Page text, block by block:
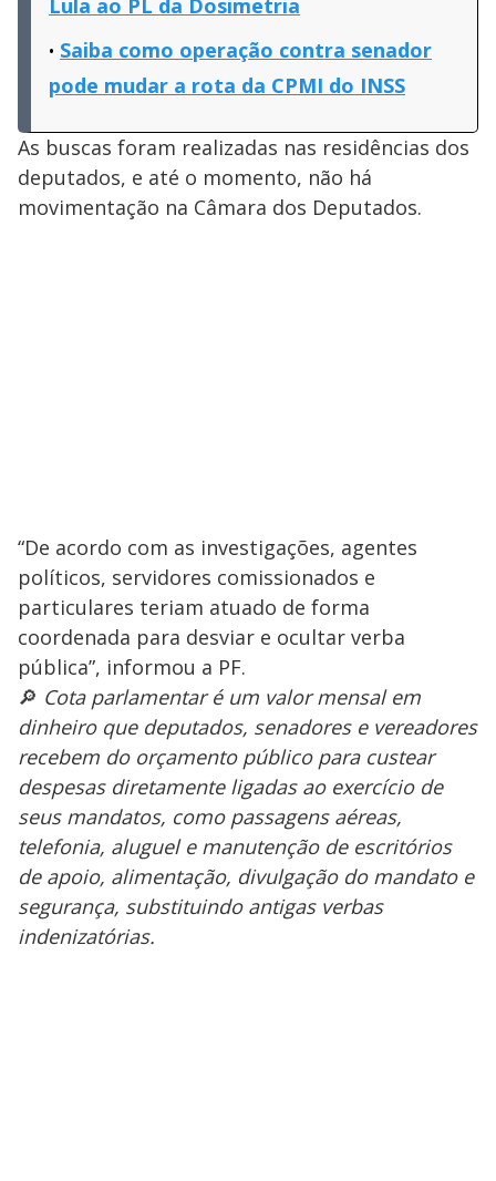
Lula ao PL da Dosimetria
Saiba como operação contra senador
pode mudar a rota da CPMI do INSS
As buscas foram realizadas nas residências dos
deputados, e até o momento, não há
movimentação na Câmara dos Deputados.
“De acordo com as investigações, agentes
políticos, servidores comissionados e
particulares teriam atuado de forma
coordenada para desviar e ocultar verba
pública”, informou a PF.
🔎 Cota parlamentar é um valor mensal em
dinheiro que deputados, senadores e vereadores
recebem do orçamento público para custear
despesas diretamente ligadas ao exercício de
seus mandatos, como passagens aéreas,
telefonia, aluguel e manutenção de escritórios
de apoio, alimentação, divulgação do mandato e
segurança, substituindo antigas verbas
indenizatórias.